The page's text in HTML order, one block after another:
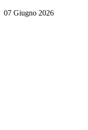
07 Giugno 2026